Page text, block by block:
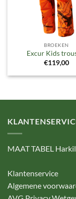
BROEKEN
Excur Kids
€119,00
MAAT TABEL
Klantenservice
Algemene